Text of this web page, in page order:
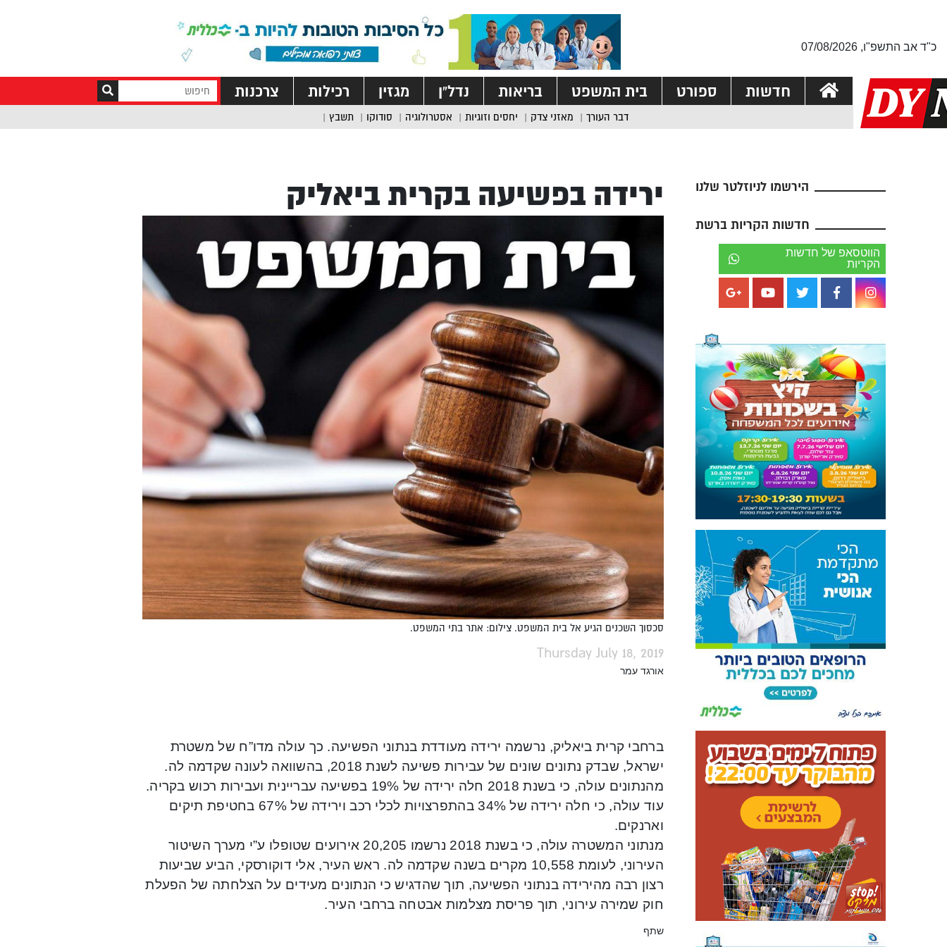
כ"ד אב התשפ"ו, 07/08/2026
חדשות ספורט בית המשפט בריאות נדל”ן מגזין רכילות צרכנות
דבר העורך מאזני צדק יחסים וזוגיות אסטרולוגיה סודוקו תשבץ
הירשמו לניוזלטר שלנו
חדשות הקריות ברשת
הווטסאפ של חדשות
הקריות
ירידה בפשיעה בקרית ביאליק
סכסוך השכנים הגיע אל בית המשפט. צילום: אתר בתי המשפט.
Thursday July 18, 2019
אורגד עמר
ברחבי קרית ביאליק, נרשמה ירידה מעודדת בנתוני הפשיעה. כך עולה מדו”ח של משטרת
ישראל, שבדק נתונים שונים של עבירות פשיעה לשנת 2018, בהשוואה לעונה שקדמה לה.
מהנתונים עולה, כי בשנת 2018 חלה ירידה של 19% בפשיעה עבריינית ועבירות רכוש בקריה.
עוד עולה, כי חלה ירידה של 34% בהתפרצויות לכלי רכב וירידה של 67% בחטיפת תיקים
וארנקים.
מנתוני המשטרה עולה, כי בשנת 2018 נרשמו 20,205 אירועים שטופלו ע”י מערך השיטור
העירוני, לעומת 10,558 מקרים בשנה שקדמה לה. ראש העיר, אלי דוקורסקי, הביע שביעות
רצון רבה מהירידה בנתוני הפשיעה, תוך שהדגיש כי הנתונים מעידים על הצלחתה של הפעלת
חוק שמירה עירוני, תוך פריסת מצלמות אבטחה ברחבי העיר.
שתף